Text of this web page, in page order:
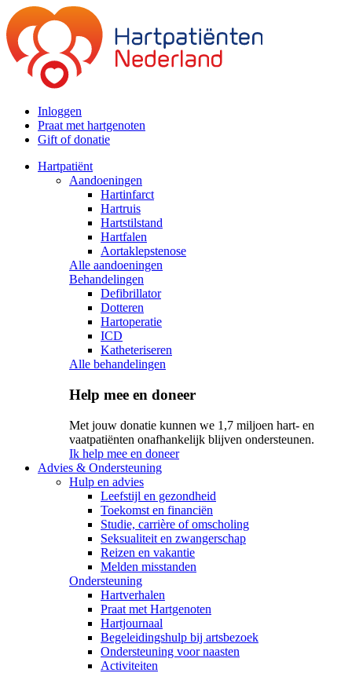
Inloggen
Praat met hartgenoten
Gift of donatie
Hartpatiënt
Aandoeningen
Hartinfarct
Hartruis
Hartstilstand
Hartfalen
Aortaklepstenose
Alle aandoeningen
Behandelingen
Defibrillator
Dotteren
Hartoperatie
ICD
Katheteriseren
Alle behandelingen
Help mee en doneer
Met jouw donatie kunnen we 1,7 miljoen hart- en
vaatpatiënten onafhankelijk blijven ondersteunen.
Ik help mee en doneer
Advies & Ondersteuning
Hulp en advies
Leefstijl en gezondheid
Toekomst en financiën
Studie, carrière of omscholing
Seksualiteit en zwangerschap
Reizen en vakantie
Melden misstanden
Ondersteuning
Hartverhalen
Praat met Hartgenoten
Hartjournaal
Begeleidingshulp bij artsbezoek
Ondersteuning voor naasten
Activiteiten